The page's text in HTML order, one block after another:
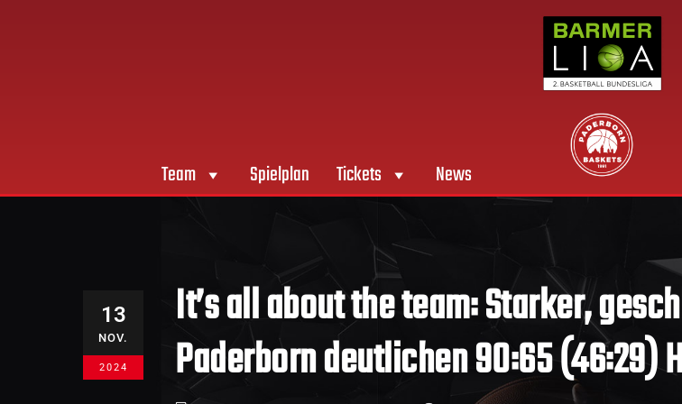
Team Spielplan Tickets News
13
NOV.
2024
It’s all about the team: Starker,
Paderborn deutlichen 90:65 (46:29)